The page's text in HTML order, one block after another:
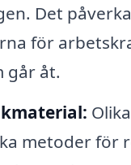
Det
för
går åt.
metoder för